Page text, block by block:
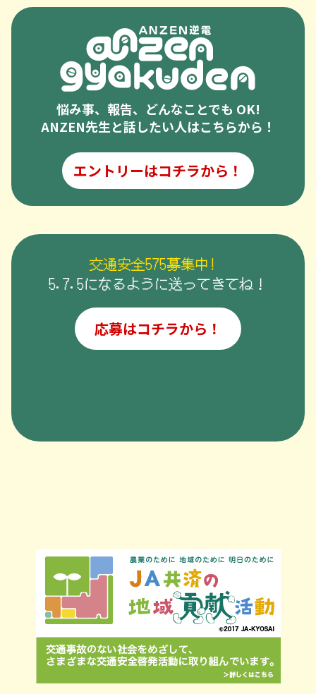
悩み事、報告、どんなことでも OK!
ANZEN先生と話したい人はこちらから！
エントリーはコチラから！
交通安全575募集中!
5.7.5になるように送ってきてね！
応募はコチラから！